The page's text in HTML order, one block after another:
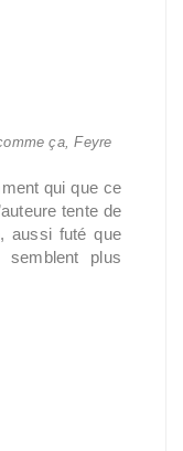
ça, Feyre
qui que ce
tente de
aussi futé que
semblent plus